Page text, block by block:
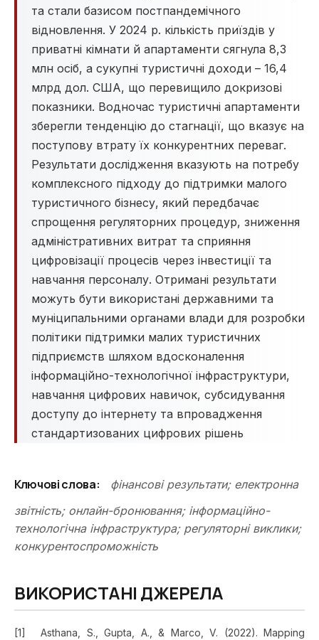
та стали базисом постпандемічного
відновлення. У 2024 р. кількість приїздів у
приватні кімнати й апартаменти сягнула 8,3
млн осіб, а сукупні туристичні доходи – 16,4
млрд дол. США, що перевищило докризові
показники. Водночас туристичні апартаменти
зберегли тенденцію до стагнації, що вказує на
поступову втрату їх конкурентних переваг.
Результати дослідження вказують на потребу
комплексного підходу до підтримки малого
туристичного бізнесу, який передбачає
спрощення регуляторних процедур, зниження
адміністративних витрат та сприяння
цифровізації процесів через інвестиції та
навчання персоналу. Отримані результати
можуть бути використані державними та
муніципальними органами влади для розробки
політики підтримки малих туристичних
підприємств шляхом вдосконалення
інформаційно-технологічної інфраструктури,
навчання цифрових навичок, субсидування
доступу до інтернету та впровадження
стандартизованих цифрових рішень
Ключові слова:
фінансові результати; електронна
звітність; онлайн-бронювання; інформаційно-
технологічна інфраструктура; регуляторні виклики;
конкурентоспроможність
ВИКОРИСТАНІ ДЖЕРЕЛА
Asthana, S., Gupta, A., & Marco, V. (2022). Mapping